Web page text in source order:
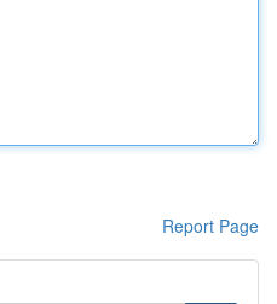
Report Page